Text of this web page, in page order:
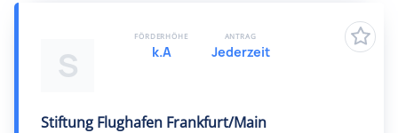
S
Stiftung Flughafen Frankfurt/Main
FÖRDERHÖHE
k.A
ANTRAG
Jederzeit